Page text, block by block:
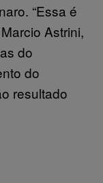
“Essa é
Astrini,
do
do
resultado